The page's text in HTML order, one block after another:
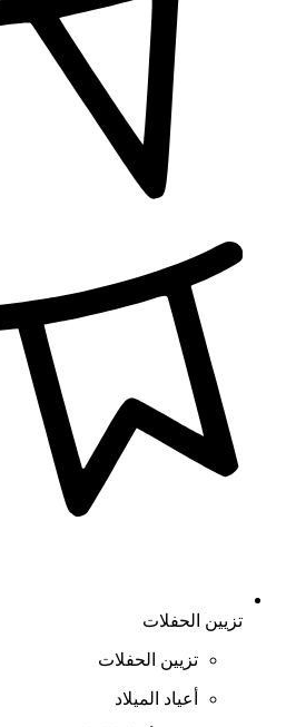
تزيين الحفلات
تزيين الحفلات
أعياد الميلاد